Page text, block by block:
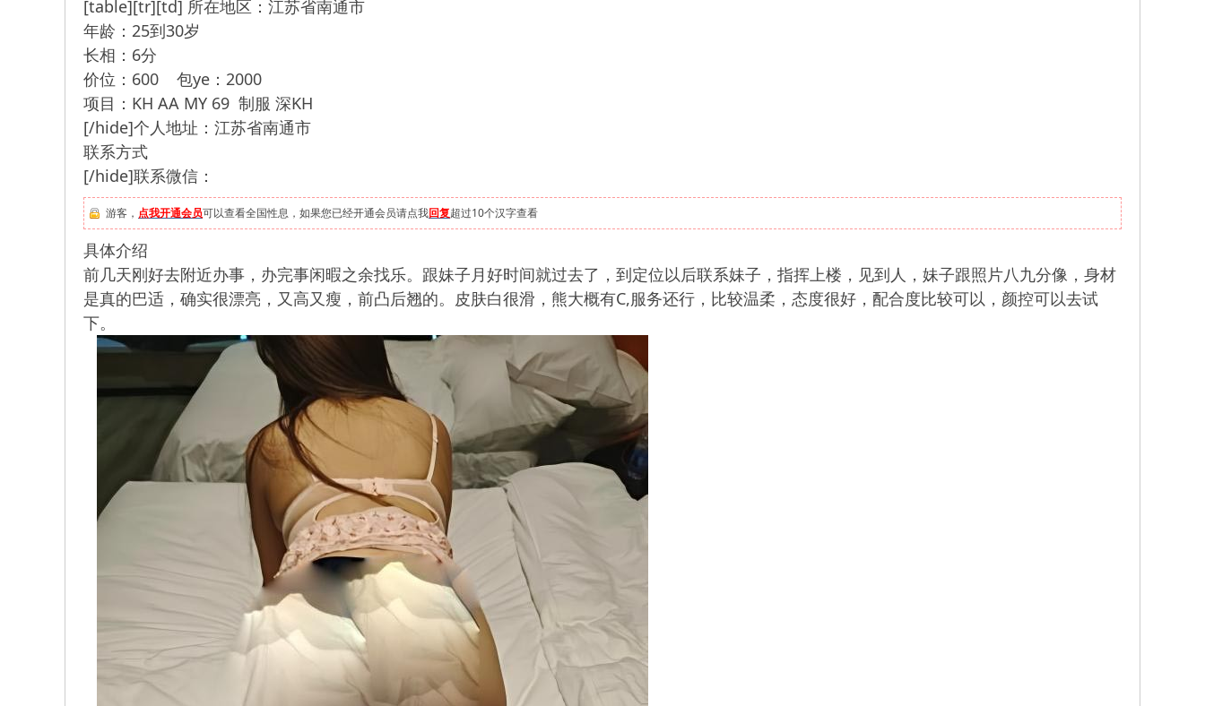
[table][tr][td] 所在地区：江苏省南通市
年龄：25到30岁
长相：6分
价位：600 包ye：2000
项目：KH AA MY 69 制服 深KH
[/hide]个人地址：江苏省南通市
联系方式
[/hide]联系微信：
游客， 点我开通会员可以查看全国性息，如果您已经开通会员请点我回复超过10个汉字查看
具体介绍
前几天刚好去附近办事，办完事闲暇之余找乐。跟妹子月好时间就过去了，到定位以后联系妹子，指挥上楼，见到人，妹子跟照片八九分像，身材
是真的巴适，确实很漂亮，又高又瘦，前凸后翘的。皮肤白很滑，熊大概有C,服务还行，比较温柔，态度很好，配合度比较可以，颜控可以去试
下。